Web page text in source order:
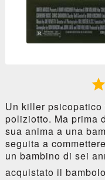

Un killer psicopatico
poliziotto. Ma prima
sua anima a una
seguita a
un bambino di sei
acquistato il